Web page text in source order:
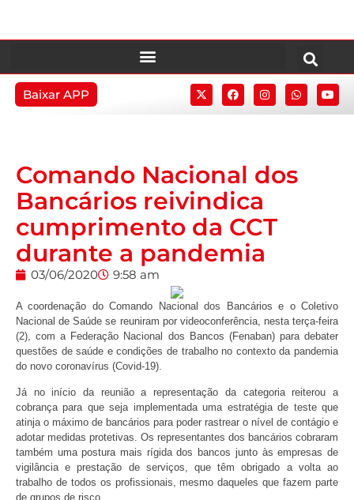
Baixar APP
Comando Nacional dos
Bancários reivindica
cumprimento da CCT
durante a pandemia
03/06/2020 9:58 am
A coordenação do Comando Nacional dos Bancários e o Coletivo
Nacional de Saúde se reuniram por videoconferência, nesta terça-feira
(2), com a Federação Nacional dos Bancos (Fenaban) para debater
questões de saúde e condições de trabalho no contexto da pandemia
do novo coronavírus (Covid-19).
Já no início da reunião a representação da categoria reiterou a
cobrança para que seja implementada uma estratégia de teste que
atinja o máximo de bancários para poder rastrear o nível de contágio e
adotar medidas protetivas. Os representantes dos bancários cobraram
também uma postura mais rígida dos bancos junto às empresas de
vigilância e prestação de serviços, que têm obrigado a volta ao
trabalho de todos os profissionais, mesmo daqueles que fazem parte
de grupos de risco.